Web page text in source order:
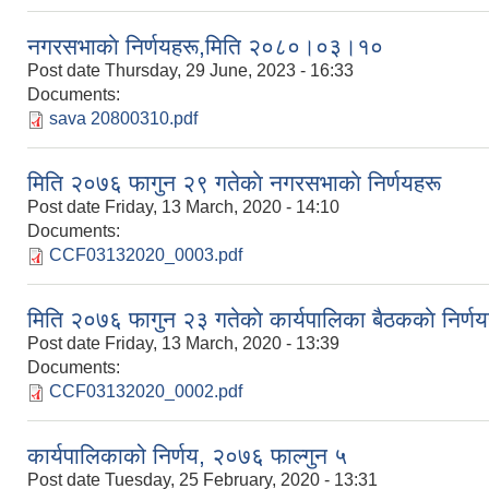
नगरसभाकाे निर्णयहरू,मिति २०८०।०३।१०
Post date Thursday, 29 June, 2023 - 16:33
Documents:
sava 20800310.pdf
मिति २०७६ फागुन २९ गतेकाे नगरसभाकाे निर्णयहरू
Post date Friday, 13 March, 2020 - 14:10
Documents:
CCF03132020_0003.pdf
मिति २०७६ फागुन २३ गतेकाे कार्यपालिका बैठककाे
Post date Friday, 13 March, 2020 - 13:39
Documents:
CCF03132020_0002.pdf
कार्यपालिकाको निर्णय, २०७६ फाल्गुन ५
Post date Tuesday, 25 February, 2020 - 13:31